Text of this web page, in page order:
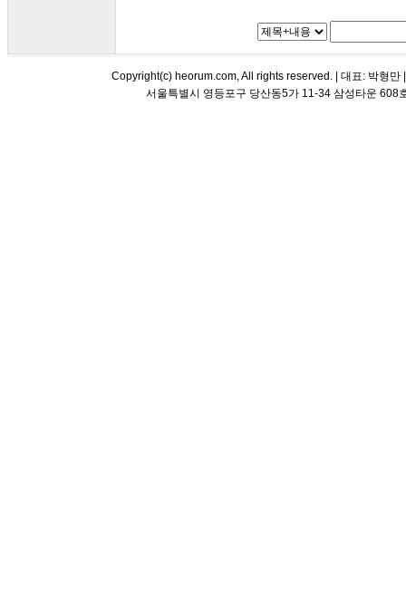
Copyright(c) heorum.com, All rights reserved. | 대표: 박형
서울특별시 영등포구 당산동5가 11-34 삼성타운